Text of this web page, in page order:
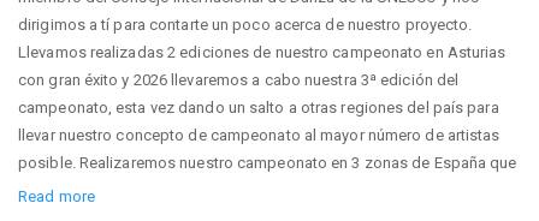
dirigimos a tí para contarte un poco acerca de nuestro proyecto.
Llevamos realizadas 2 ediciones de nuestro campeonato en Asturias
con gran éxito y 2026 llevaremos a cabo nuestra 3ª edición del
campeonato, esta vez dando un salto a otras regiones del país para
llevar nuestro concepto de campeonato al mayor número de artistas
posible. Realizaremos nuestro campeonato en 3 zonas de España que
se sucederán de la siguiente manera:
Read more